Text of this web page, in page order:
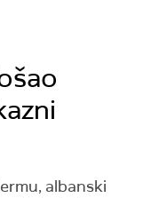
albanski